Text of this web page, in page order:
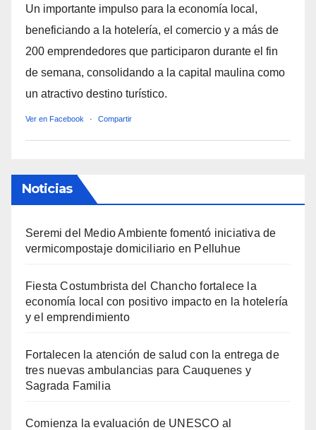
Un importante impulso para la economía local,
beneficiando a la hotelería, el comercio y a más de
200 emprendedores que participaron durante el fin
de semana, consolidando a la capital maulina como
un atractivo destino turístico.
Ver en Facebook · Compartir
Noticias
Seremi del Medio Ambiente fomentó iniciativa de
vermicompostaje domiciliario en Pelluhue
Fiesta Costumbrista del Chancho fortalece la
economía local con positivo impacto en la hotelería
y el emprendimiento
Fortalecen la atención de salud con la entrega de
tres nuevas ambulancias para Cauquenes y
Sagrada Familia
Comienza la evaluación de UNESCO al